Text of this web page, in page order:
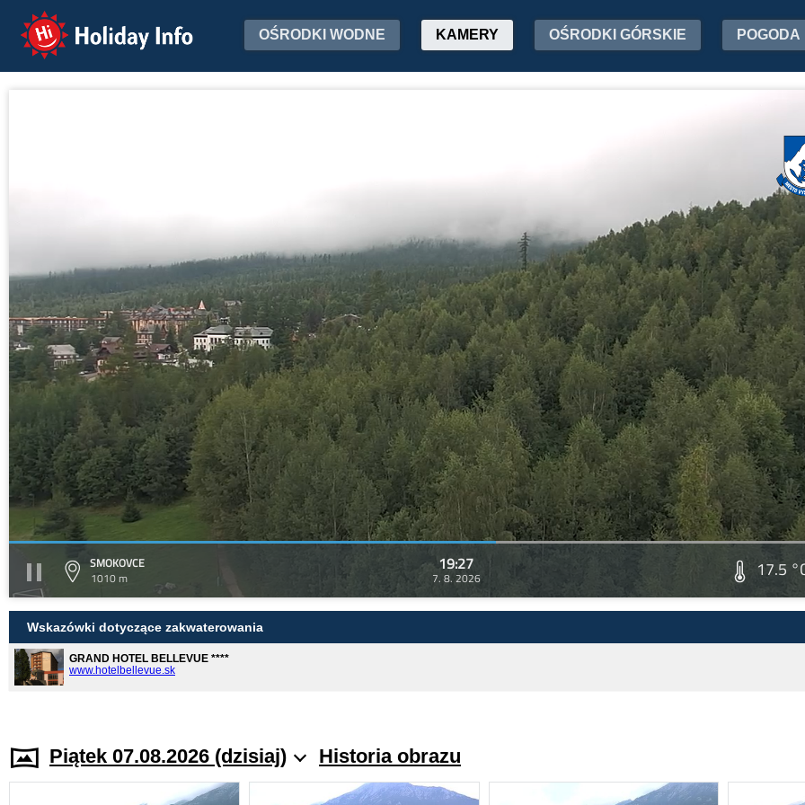
Holiday Info OŚRODKI WODNE KAMERY OŚRODKI GÓRSKIE POGODA
SMOKOVCE
1010 m
19:27
7. 8. 2026 17.5
Wskazówki dotyczące zakwaterowania
GRAND HOTEL BELLEVUE ****
www.hotelbellevue.sk
Piątek 07.08.2026 (dzisiaj) Historia obrazu